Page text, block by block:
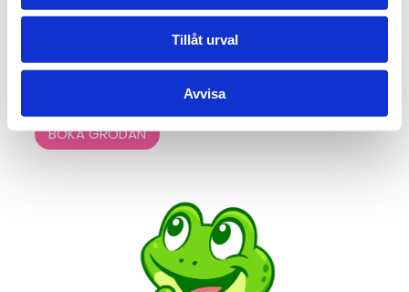
Tillåt urval
Avvisa
motorik och trygghet i vattnet.
Lekfulla övningar med rytm och sång hjälper barnet att bygga
självförtroende, och du som förälder finns nära som trygg
BOKA GRODAN